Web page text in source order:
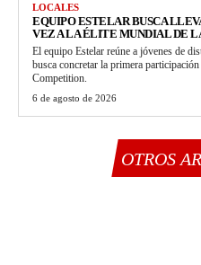
LOCALES
EQUIPO ESTELAR BUSCA
VEZ A LA ÉLITE MUNDIAL DE
El equipo Estelar reúne a jóvenes de
busca concretar la primera
Competition.
6 de agosto de 2026
OTROS